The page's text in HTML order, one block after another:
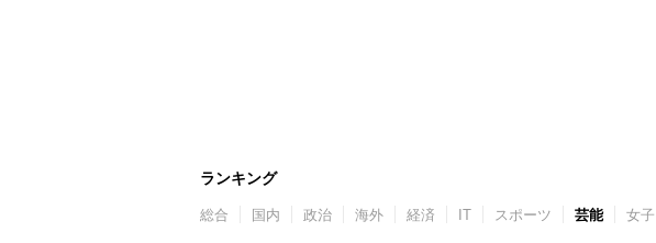
ランキング
総合 国内 政治 海外 経済 IT スポーツ 芸能 女子